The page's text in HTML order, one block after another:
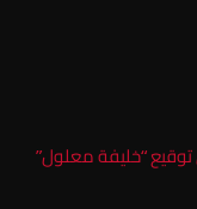
“خليفة معلول”